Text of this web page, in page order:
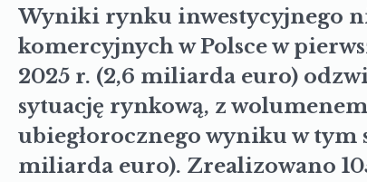
Wyniki rynku inwestycyjnego
komercyjnych w Polsce w
2025 r. (2,6 miliarda euro)
sytuację rynkową, z
ubiegłorocznego wyniku w tym
miliarda euro). Zrealizowano